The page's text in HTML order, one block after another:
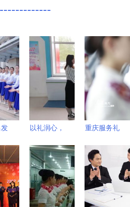
发
真
以礼润心，
政务接待的
优雅之道
重庆服务礼
以待 全力
备战“五
一”文旅服
务高峰